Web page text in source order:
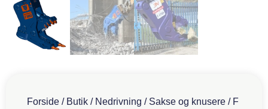
Forside / Butik / Nedrivning / Sakse og knusere / F